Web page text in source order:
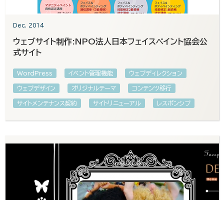
Dec. 2014
ウェブサイト制作:NPO法人日本フェイスペイント協会公
式サイト
WordPress イベント管理機能 ウェブディレクション
ウェブデザイン オリジナルテーマ コンテンツ移行
サイトメンテナンス契約 サイトリニューアル レスポンシブ